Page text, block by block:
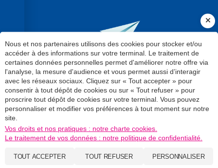
LA NEWSLETTER
Gardez le contact avec l'actualité
des entreprises. L'essentiel de
l'info et nos conseils toutes les
semaines par mail.
Nous et nos partenaires utilisons des cookies pour stocker et/ou
accéder à des informations sur votre terminal. Le traitement de
certaines données personnelles permet d'améliorer notre offre via
l'analyse, la mesure d'audience et vous permet aussi d’interagir
avec les réseaux sociaux. Cliquez sur « Tout accepter » pour
consentir à tout dépôt de cookies ou sur « Tout refuser » pour
proscrire tout dépôt de cookies sur votre terminal. Vous pouvez
personnaliser et modifier vos préférences à tout moment sur notre
site.
Vos droits et nos pratiques : notre charte cookies.
Le traitement de vos données : notre politique de confidentialité.
TOUT ACCEPTER TOUT REFUSER PERSONNALISER